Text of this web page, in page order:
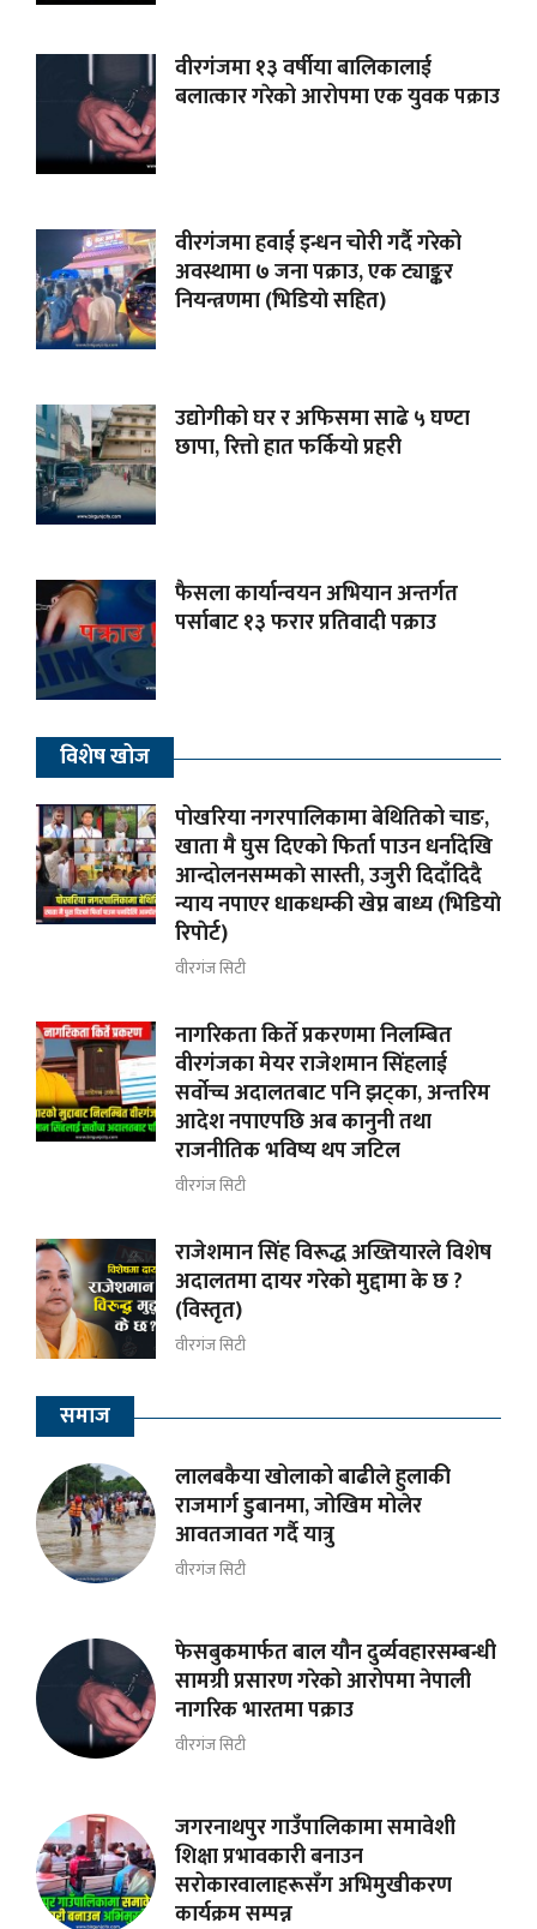
वीरगंजमा १३ वर्षीया बालिकालाई
बलात्कार गरेको आरोपमा एक युवक पक्राउ
वीरगंजमा हवाई इन्धन चोरी गर्दै गरेको
अवस्थामा ७ जना पक्राउ, एक ट्याङ्कर
नियन्त्रणमा (भिडियाे सहित)
उद्योगीको घर र अफिसमा साढे ५ घण्टा
छापा, रित्तो हात फर्कियो प्रहरी
फैसला कार्यान्वयन अभियान अन्तर्गत
पर्साबाट १३ फरार प्रतिवादी पक्राउ
विशेष खोज
पोखरिया नगरपालिकामा बेथितिको चाङ,
खाता मै घुस दिएको फिर्ता पाउन धर्नादेखि
आन्दोलनसम्मकाे सास्ती, उजुरी दिदाँदिदै
न्याय नपाएर धाकधम्की खेप्न बाध्य (भिडियाे
रिपाेर्ट)
वीरगंज सिटी
नागरिकता किर्ते प्रकरणमा निलम्बित
वीरगंजका मेयर राजेशमान सिंहलाई
सर्वोच्च अदालतबाट पनि झट्का, अन्तरिम
आदेश नपाएपछि अब कानुनी तथा
राजनीतिक भविष्य थप जटिल
वीरगंज सिटी
राजेशमान सिंह विरूद्ध अख्तियारले विशेष
अदालतमा दायर गरेको मुद्दामा के छ ?
(विस्तृत)
वीरगंज सिटी
समाज
लालबकैया खोलाको बाढीले हुलाकी
राजमार्ग डुबानमा, जोखिम मोलेर
आवतजावत गर्दै यात्रु
वीरगंज सिटी
फेसबुकमार्फत बाल यौन दुर्व्यवहारसम्बन्धी
सामग्री प्रसारण गरेको आरोपमा नेपाली
नागरिक भारतमा पक्राउ
वीरगंज सिटी
जगरनाथपुर गाउँपालिकामा समावेशी
शिक्षा प्रभावकारी बनाउन
सरोकारवालाहरूसँग अभिमुखीकरण
कार्यक्रम सम्पन्न